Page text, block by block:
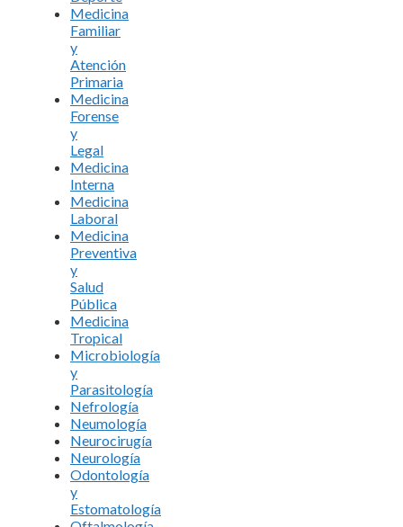
Medicina
Familiar
y
Atención
Primaria
Medicina
Forense
y
Legal
Medicina
Interna
Medicina
Laboral
Medicina
Preventiva
y
Salud
Pública
Medicina
Tropical
Microbiología
y
Parasitología
Nefrología
Neumología
Neurocirugía
Neurología
Odontología
y
Estomatología